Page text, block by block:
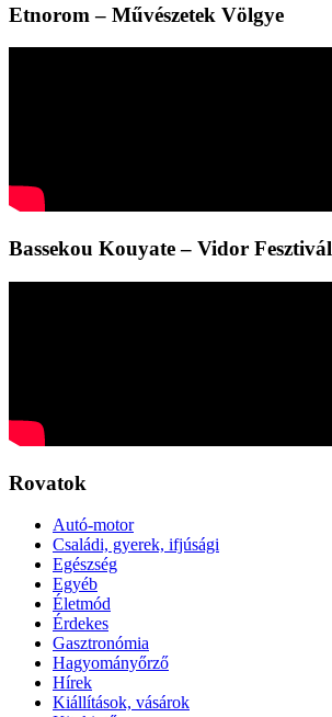
Etnorom – Művészetek Völgye
Bassekou Kouyate – Vidor Fesztivál
Rovatok
Autó-motor
Családi, gyerek, ifjúsági
Egészség
Egyéb
Életmód
Érdekes
Gasztronómia
Hagyományőrző
Hírek
Kiállítások, vásárok